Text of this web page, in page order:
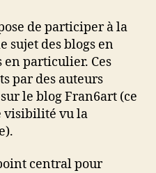
de participer à la
sujet des blogs en
en particulier. Ces
par des auteurs
le blog Fran6art (ce
visibilité vu la
central pour